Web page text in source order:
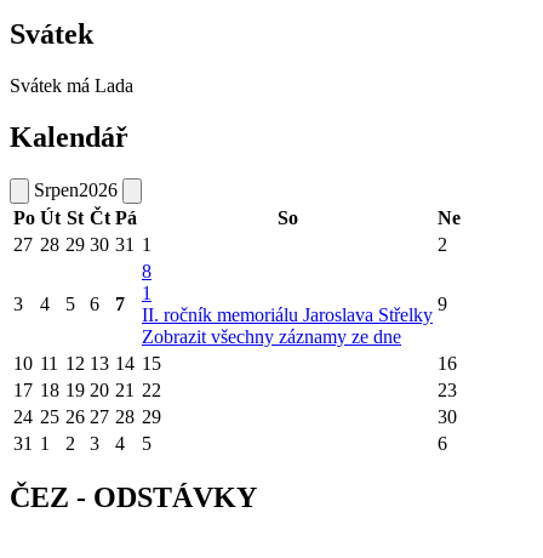
Svátek
Svátek má Lada
Kalendář
Srpen2026
Po Út St Čt Pá So
Ne
27 28 29 30 31 1 2
3 4 5 6 7
8
1
II. ročník memoriálu Jaroslava Střelky
Zobrazit všechny záznamy ze dne
9
10 11 12 13 14 15
16
17 18 19 20 21 22
23
24 25 26 27 28 29
30
31 1 2 3 4 5 6
ČEZ - ODSTÁVKY